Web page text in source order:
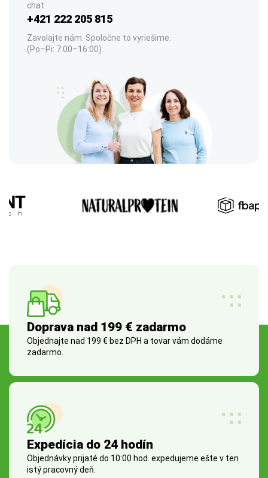
chat.
+421 222 205 815
Zavolajte nám. Spoločne to vyriešime.
(Po–Pi: 7:00–16:00)
Doprava nad 199 € zadarmo
Objednajte nad 199 € bez DPH a tovar vám dodáme
zadarmo.
Expedícia do 24 hodín
Objednávky prijaté do 10:00 hod. expedujeme ešte v ten
istý pracovný deň.